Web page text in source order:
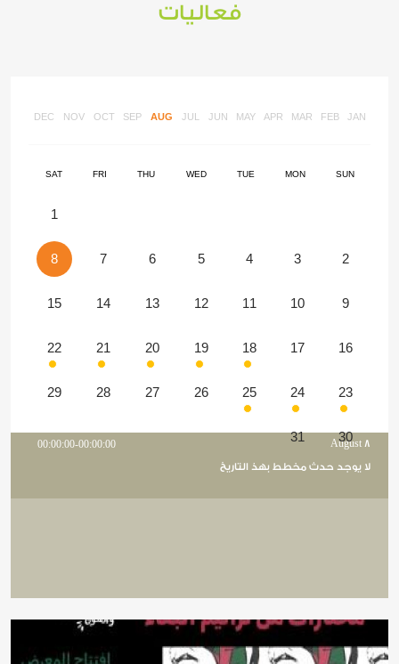
فعاليات
JAN
FEB
MAR
APR
MAY
JUN
JUL
AUG
SEP
OCT
NOV
DEC
SUN
MON
TUE
WED
THU
FRI
SAT
1
2
3
4
5
6
7
8
9
10
11
12
13
14
15
16
17
18
19
20
21
22
23
24
25
26
27
28
29
30
31
00:00:00-00:00:00
August 8
لا يوجد حدث مخطط بهذ التاريخ